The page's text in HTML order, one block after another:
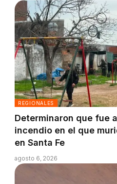
REGIONALES
Determinaron que fue
incendio en el que
en Santa Fe
agosto 6, 2026